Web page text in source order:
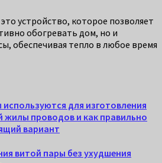
устройство, которое позволяет
обогревать дом, но и
обеспечивая тепло в любое время
для изготовления
проводов и как правильно
вариант
витой пары без ухудшения